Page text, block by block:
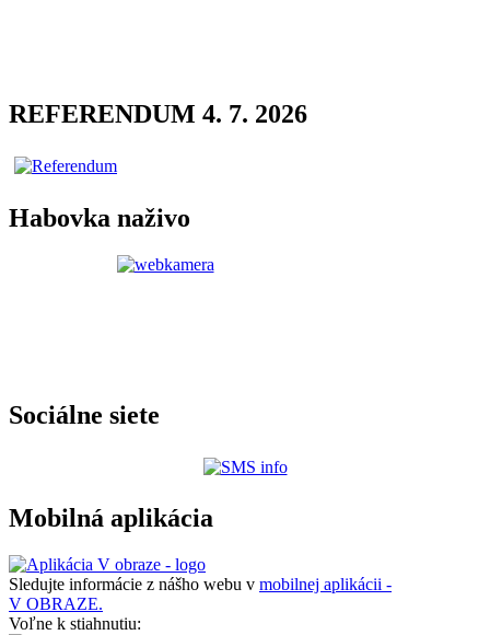
REFERENDUM 4. 7. 2026
Habovka naživo
Sociálne siete
Mobilná aplikácia
Sledujte informácie z nášho webu v mobilnej aplikácii -
V OBRAZE.
Voľne k stiahnutiu: